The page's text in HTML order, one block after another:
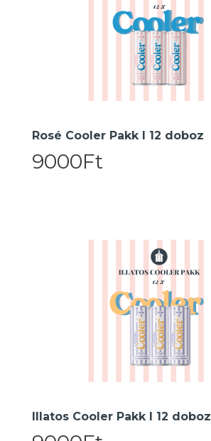
Rosé Cooler Pakk I 12 doboz
9000Ft
Illatos Cooler Pakk I 12 doboz